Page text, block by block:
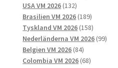
USA VM 2026 132132
produkter
Brasilien VM 2026 189189
produkter
Tyskland VM 2026 158158
produkter
Nederländerna VM 2026 9999
Belgien VM 2026 8484
produkter
Colombia VM 2026 6868